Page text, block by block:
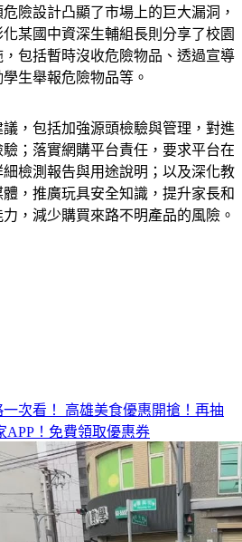
險設計凸顯了市場上的巨大漏洞，
某國中資深生輔組長則分享了校園
包括暫時沒收危險物品、透過宣導
生舉報危險物品等。
，包括加強源頭檢驗與管理，對進
；落實網購平台責任，要求平台在
細檢測報告與用途說明；以及深化教
，推廣玩具安全知識，提升家長和
，減少購買來路不明產品的風險。
次看！ 高雄美食優惠開搶！再抽
APP！免費領取優惠券